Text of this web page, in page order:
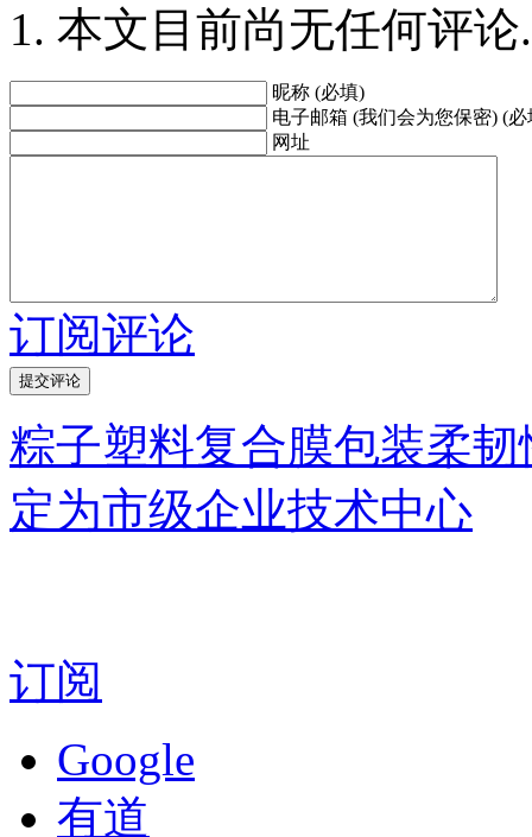
本文目前尚无任何评论.
昵称 (必填)
电子邮箱 (我们会为您保密) (必
网址
订阅评论
粽子塑料复合膜包装柔
定为市级企业技术中心
订阅
Google
有道